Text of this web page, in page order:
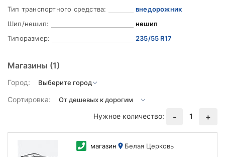
Тип транспортного средства:
внедорожник
Шип/нешип:
нешип
Типоразмер:
235/55 R17
Магазины (1)
Город:
Сортировка:
Нужное количество:
- 1 +
магазин Белая Церковь